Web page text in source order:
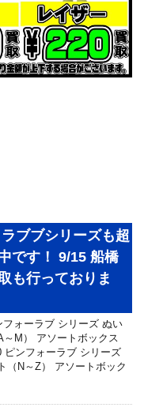
ブブシリーズも超
です！ 9/15 船橋
も行っておりま
ォーラブ シリーズ ぬい
～M） アソートボックス
ピンフォーラブ シリーズ
（N～Z） アソートボック